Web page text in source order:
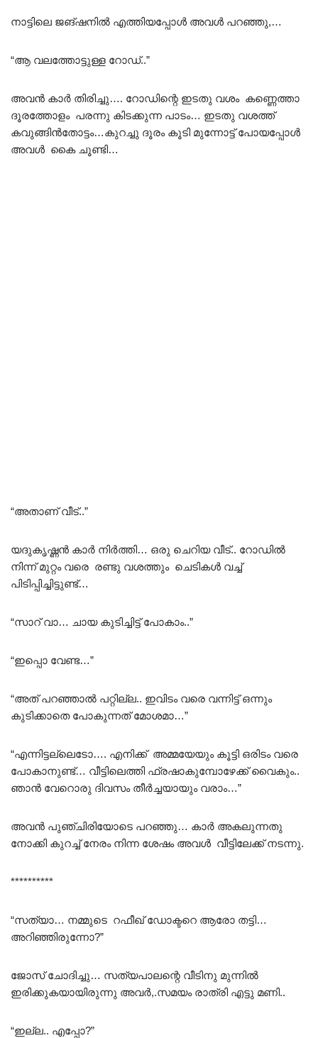
നാട്ടിലെ ജങ്ഷനിൽ എത്തിയപ്പോൾ അവൾ പറഞ്ഞു,…
“ആ വലത്തോട്ടുള്ള റോഡ്..”
അവൻ കാർ തിരിച്ചു…. റോഡിന്റെ ഇടതു വശം കണ്ണെത്താ
ദൂരത്തോളം പരന്നു കിടക്കുന്ന പാടം… ഇടതു വശത്ത്
കവുങ്ങിൻതോട്ടം…കുറച്ചു ദൂരം കൂടി മുന്നോട്ട് പോയപ്പോൾ
അവൾ കൈ ചൂണ്ടി…
“അതാണ്‌ വീട്..”
യദുകൃഷ്ണൻ കാർ നിർത്തി… ഒരു ചെറിയ വീട്.. റോഡിൽ
നിന്ന് മുറ്റം വരെ രണ്ടു വശത്തും ചെടികൾ വച്ച്
പിടിപ്പിച്ചിട്ടുണ്ട്…
“സാറ് വാ… ചായ കുടിച്ചിട്ട് പോകാം..”
“ഇപ്പൊ വേണ്ട…”
“അത് പറഞ്ഞാൽ പറ്റില്ല.. ഇവിടം വരെ വന്നിട്ട് ഒന്നും
കുടിക്കാതെ പോകുന്നത് മോശമാ…”
“എന്നിട്ടല്ലെടോ…. എനിക്ക് അമ്മയേയും കൂട്ടി ഒരിടം വരെ
പോകാനുണ്ട്… വീട്ടിലെത്തി ഫ്രഷാകുമ്പോഴേക്ക് വൈകും..
ഞാൻ വേറൊരു ദിവസം തീർച്ചയായും വരാം…”
അവൻ പുഞ്ചിരിയോടെ പറഞ്ഞു… കാർ അകലുന്നതു
നോക്കി കുറച്ച് നേരം നിന്ന ശേഷം അവൾ വീട്ടിലേക്ക് നടന്നു.
**********
“സത്യാ… നമ്മുടെ റഫീഖ് ഡോക്ടറെ ആരോ തട്ടി…
അറിഞ്ഞിരുന്നോ?”
ജോസ് ചോദിച്ചു… സത്യപാലന്റെ വീടിനു മുന്നിൽ
ഇരിക്കുകയായിരുന്നു അവർ,.സമയം രാത്രി എട്ടു മണി..
“ഇല്ല.. എപ്പോ?”